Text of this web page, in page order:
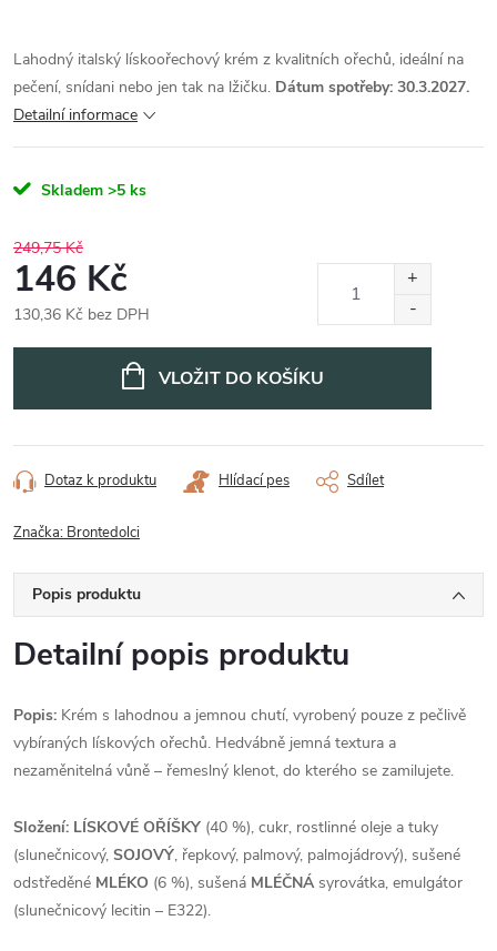
Lahodný italský lískoořechový krém z kvalitních ořechů, ideální na
pečení, snídani nebo jen tak na lžičku. Dátum spotřeby: 30.3.2027.
Detailní informace
Skladem >5 ks
249,75 Kč
146 Kč
130,36 Kč bez DPH
VLOŽIT DO KOŠÍKU
Dotaz k produktu Hlídací pes Sdílet
Značka: Brontedolci
Popis produktu
Detailní popis produktu
Popis: Krém s lahodnou a jemnou chutí, vyrobený pouze z pečlivě
vybíraných lískových ořechů. Hedvábně jemná textura a
nezaměnitelná vůně – řemeslný klenot, do kterého se zamilujete.
Složení: LÍSKOVÉ OŘÍŠKY (40 %), cukr, rostlinné oleje a tuky
(slunečnicový, SOJOVÝ, řepkový, palmový, palmojádrový), sušené
odstředěné MLÉKO (6 %), sušená MLÉČNÁsyrovátka, emulgátor
(slunečnicový lecitin – E322).